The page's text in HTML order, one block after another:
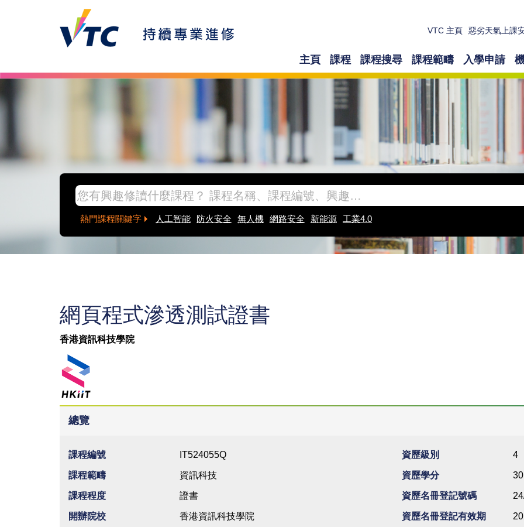
Skip to main content
VTC 主頁 惡劣天氣上課
主頁 課程 課程搜尋 課程範疇 入學申請
熱門課程關鍵字 人工智能 防火安全 無人機 網路安全 新能源 工業4.0
網頁程式滲透測試證書
香港資訊科技學院
總覽
課程編號 IT524055Q
課程範疇 資訊科技
課程程度 證書
開辦院校 香港資訊科技學院
資歷級別 4
資歷學分 30
資歷名冊登記號碼
資歷名冊登記有效期